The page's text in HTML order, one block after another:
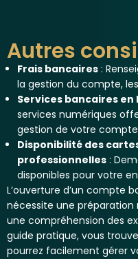
Autres
Frais bancaires :
la gestion du compte,
Services bancaires
services numériques
gestion de votre
Disponibilité des
professionnelles :
disponibles pour votre
L’ouverture d’un compte
nécessite une
une compréhension des
guide pratique, vous
pourrez facilement gérer